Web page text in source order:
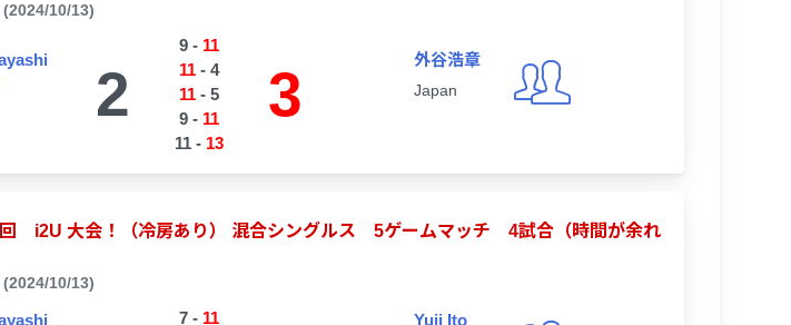
(2024/10/13)
2
9- 11
11- 4
11- 5
9- 11
11- 13
3
外谷浩章
Japan
i2U 大会！（冷房あり） 混合シングルス 5ゲームマッチ 4試合（時間が余れ
(2024/10/13)
7- 11
Yuji Ito